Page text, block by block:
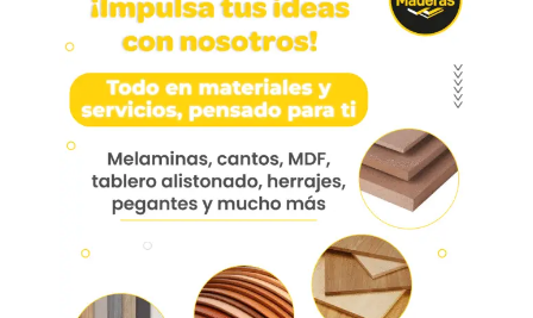
Pegante Pl-285 X 2000 Ml
Pegante PL285 uso profesional – 2000 ml
Código: